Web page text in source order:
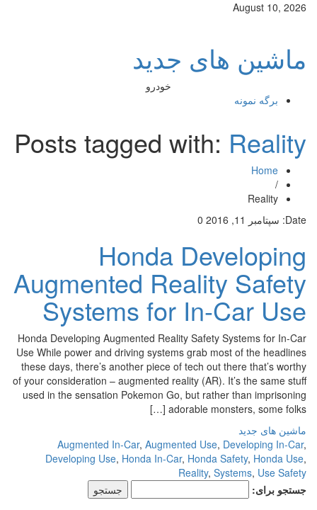
August 10, 2026
ماشین های جدید
خودرو
برگه نمونه
Posts tagged with:Reality
Home
/
Reality
Date: سپتامبر 11, 2016 0
Honda Developing
Augmented Reality Safety
Systems for In-Car Use
Honda Developing Augmented Reality Safety Systems for In-Car
Use While power and driving systems grab most of the headlines
these days, there’s another piece of tech out there that’s worthy
of your consideration – augmented reality (AR). It’s the same stuff
used in the sensation Pokemon Go, but rather than imprisoning
adorable monsters, some folks […]
ماشین های جدید
Augmented In-Car,Augmented Use,Developing In-Car
Developing Use,Honda In-Car,Honda Safety,Honda Use
Reality,Systems,Use Safety
جستجو برای: